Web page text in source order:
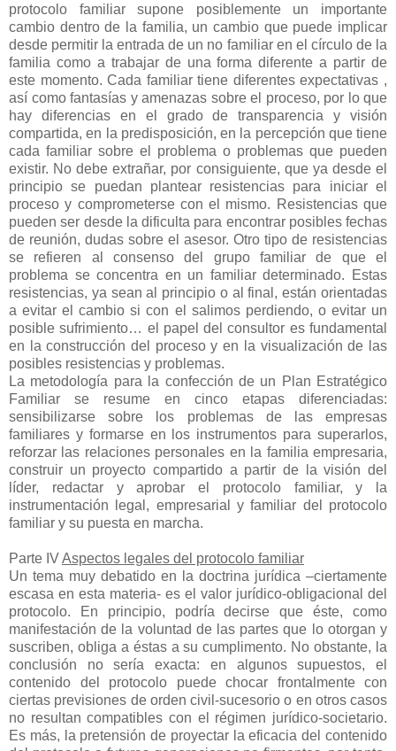
protocolo familiar supone posiblemente un importante
cambio dentro de la familia, un cambio que puede implicar
desde permitir la entrada de un no familiar en el círculo de la
familia como a trabajar de una forma diferente a partir de
este momento. Cada familiar tiene diferentes expectativas ,
así como fantasías y amenazas sobre el proceso, por lo que
hay diferencias en el grado de transparencia y visión
compartida, en la predisposición, en la percepción que tiene
cada familiar sobre el problema o problemas que pueden
existir. No debe extrañar, por consiguiente, que ya desde el
principio se puedan plantear resistencias para iniciar el
proceso y comprometerse con el mismo. Resistencias que
pueden ser desde la dificulta para encontrar posibles fechas
de reunión, dudas sobre el asesor. Otro tipo de resistencias
se refieren al consenso del grupo familiar de que el
problema se concentra en un familiar determinado. Estas
resistencias, ya sean al principio o al final, están orientadas
a evitar el cambio si con el salimos perdiendo, o evitar un
posible sufrimiento… el papel del consultor es fundamental
en la construcción del proceso y en la visualización de las
posibles resistencias y problemas.
La metodología para la confección de un Plan Estratégico
Familiar se resume en cinco etapas diferenciadas:
sensibilizarse sobre los problemas de las empresas
familiares y formarse en los instrumentos para superarlos,
reforzar las relaciones personales en la familia empresaria,
construir un proyecto compartido a partir de la visión del
líder, redactar y aprobar el protocolo familiar, y la
instrumentación legal, empresarial y familiar del protocolo
familiar y su puesta en marcha.
Parte IVAspectos legales del protocolo familiar
Un tema muy debatido en la doctrina jurídica –ciertamente
escasa en esta materia- es el valor jurídico-obligacional del
protocolo. En principio, podría decirse que éste, como
manifestación de la voluntad de las partes que lo otorgan y
suscriben, obliga a éstas a su cumplimento. No obstante, la
conclusión no sería exacta: en algunos supuestos, el
contenido del protocolo puede chocar frontalmente con
ciertas previsiones de orden civil-sucesorio o en otros casos
no resultan compatibles con el régimen jurídico-societario.
Es más, la pretensión de proyectar la eficacia del contenido